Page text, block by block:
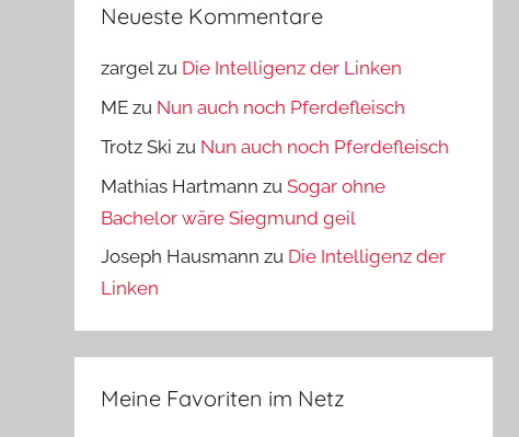
Neueste Kommentare
zargelzu Die Intelligenz der Linken
ME zu Nun auch noch Pferdefleisch
Trotz Ski zu Nun auch noch Pferdefleisch
Mathias Hartmann zuSogar ohne
Bachelor wäre Siegmund geil
Joseph Hausmann zu Die Intelligenz der
Linken
Meine Favoriten im Netz